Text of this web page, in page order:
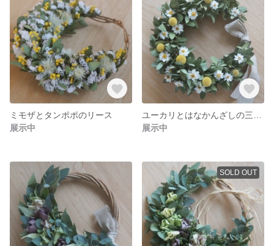
ミモザとタンポポのリース
展示中
展示中
SOLD OUT